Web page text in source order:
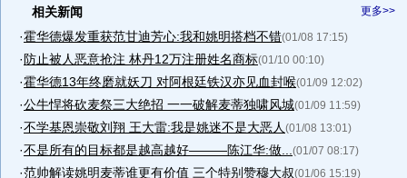
更多>>
相关新闻
·霍华德爆发重获范甘迪芳心:我和姚明搭档不错(01/08 17:15)
·防止被人恶意抢注 林丹12万注册姓名商标(01/10 00:10)
·霍华德13年终磨就妖刀 对阿根廷铁汉亦见血封喉(01/09 12:02)
·公牛悍将砍麦祭三大绝招 一一破解麦蒂独啸风城(01/09 11:59)
·不学基恩崇敬刘翔 王大雷:我是姚迷不是大恶人 (01/08 13:01)
·不是所有的目标都是越高越好———陈江华:做... (01/07 08:17)
·范帅解读姚明麦蒂谁更有价值 三个特别赞穆大叔(01/06 15:19)